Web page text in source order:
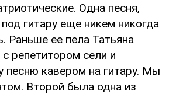
Одна песня,
гитару еще никем никогда
Раньше ее пела Татьяна
репетитором сели и
песню кавером на гитару. Мы
Второй была одна из